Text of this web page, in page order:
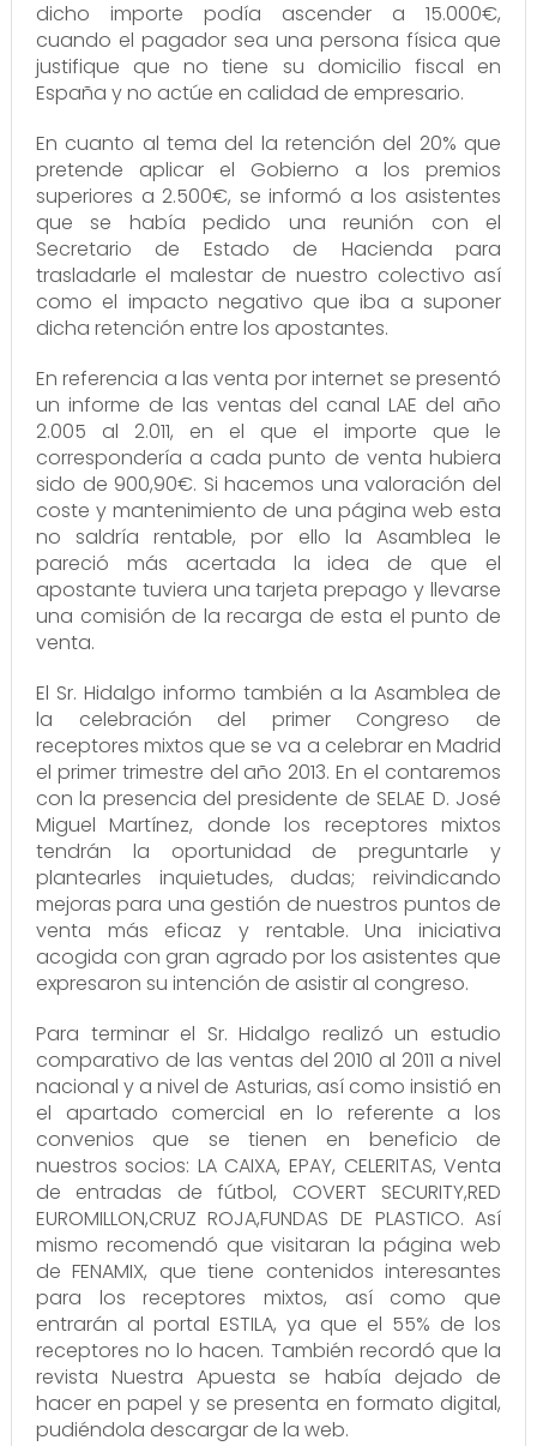
dicho importe podía ascender a 15.000€,
cuando el pagador sea una persona física que
justifique que no tiene su domicilio fiscal en
España y no actúe en calidad de empresario.
En cuanto al tema del la retención del 20% que
pretende aplicar el Gobierno a los premios
superiores a 2.500€, se informó a los asistentes
que se había pedido una reunión con el
Secretario de Estado de Hacienda para
trasladarle el malestar de nuestro colectivo así
como el impacto negativo que iba a suponer
dicha retención entre los apostantes.
En referencia a las venta por internet se presentó
un informe de las ventas del canal LAE del año
2.005 al 2.011, en el que el importe que le
correspondería a cada punto de venta hubiera
sido de 900,90€. Si hacemos una valoración del
coste y mantenimiento de una página web esta
no saldría rentable, por ello la Asamblea le
pareció más acertada la idea de que el
apostante tuviera una tarjeta prepago y llevarse
una comisión de la recarga de esta el punto de
venta.
El Sr. Hidalgo informo también a la Asamblea de
la celebración del primer Congreso de
receptores mixtos que se va a celebrar en Madrid
el primer trimestre del año 2013. En el contaremos
con la presencia del presidente de SELAE D. José
Miguel Martínez, donde los receptores mixtos
tendrán la oportunidad de preguntarle y
plantearles inquietudes, dudas; reivindicando
mejoras para una gestión de nuestros puntos de
venta más eficaz y rentable. Una iniciativa
acogida con gran agrado por los asistentes que
expresaron su intención de asistir al congreso.
Para terminar el Sr. Hidalgo realizó un estudio
comparativo de las ventas del 2010 al 2011 a nivel
nacional y a nivel de Asturias, así como insistió en
el apartado comercial en lo referente a los
convenios que se tienen en beneficio de
nuestros socios: LA CAIXA, EPAY, CELERITAS, Venta
de entradas de fútbol, COVERT SECURITY,RED
EUROMILLON,CRUZ ROJA,FUNDAS DE PLASTICO. Así
mismo recomendó que visitaran la página web
de FENAMIX, que tiene contenidos interesantes
para los receptores mixtos, así como que
entrarán al portal ESTILA, ya que el 55% de los
receptores no lo hacen. También recordó que la
revista Nuestra Apuesta se había dejado de
hacer en papel y se presenta en formato digital,
pudiéndola descargar de la web.